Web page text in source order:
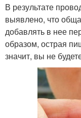
В результате
выявлено, что
добавлять в нее
образом, острая
значит, вы не